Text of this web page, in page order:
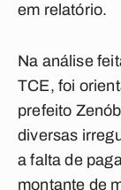
em relatório.
Na análise
TCE, foi
prefeito
diversas
a falta de
montante de